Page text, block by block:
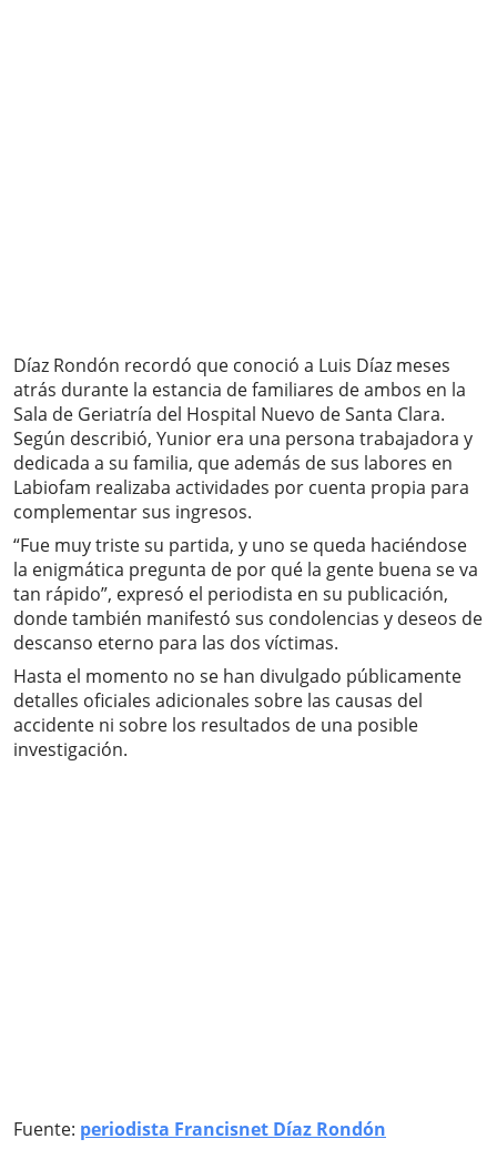
Díaz Rondón recordó que conoció a Luis Díaz meses
atrás durante la estancia de familiares de ambos en la
Sala de Geriatría del Hospital Nuevo de Santa Clara.
Según describió, Yunior era una persona trabajadora y
dedicada a su familia, que además de sus labores en
Labiofam realizaba actividades por cuenta propia para
complementar sus ingresos.
“Fue muy triste su partida, y uno se queda haciéndose
la enigmática pregunta de por qué la gente buena se va
tan rápido”, expresó el periodista en su publicación,
donde también manifestó sus condolencias y deseos de
descanso eterno para las dos víctimas.
Hasta el momento no se han divulgado públicamente
detalles oficiales adicionales sobre las causas del
accidente ni sobre los resultados de una posible
investigación.
Fuente: periodista Francisnet Díaz Rondón